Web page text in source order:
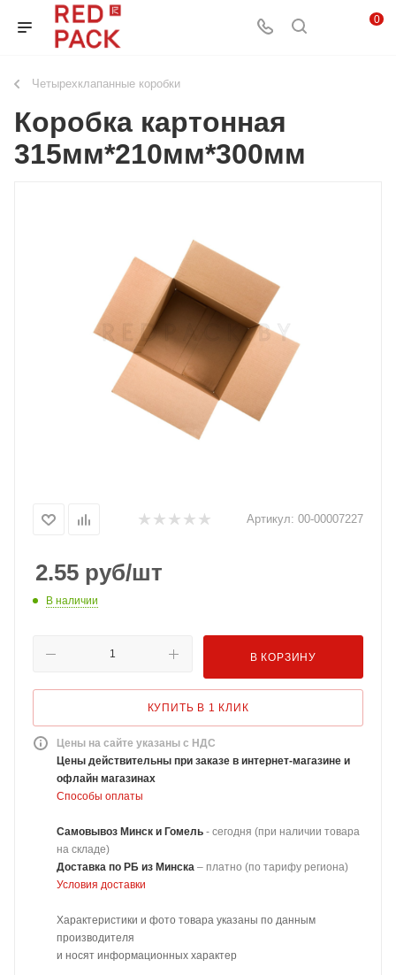
0
Четырехклапанные коробки
Коробка картонная
315мм*210мм*300мм
Артикул: 00-00007227
2.55 руб/шт
В наличии
В КОРЗИНУ
КУПИТЬ В 1 КЛИК
Цены на сайте указаны с НДС
Цены действительны при заказе в интернет-магазине и
офлайн магазинах
Способы оплаты
Самовывоз Минск и Гомель - сегодня (при наличии товара
на складе)
Доставка по РБ из Минска – платно (по тарифу региона)
Условия доставки
Характеристики и фото товара указаны по данным
производителя
и носят информационных характер